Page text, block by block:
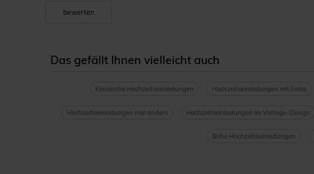
bewerten
Das gefällt Ihnen vielleicht auch
Klassische Hochzeitseinladungen Hochzeitseinladungen mit Fotos
Hochzeitseinladungen mal anders Hochzeitseinladungen im Vintage-Design
Boho Hochzeitseinladungen